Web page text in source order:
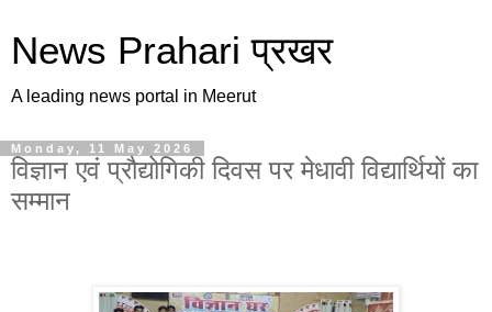
News Prahari प्रखर
A leading news portal in Meerut
Monday, 11 May 2026
विज्ञान एवं प्रौद्योगिकी दिवस पर मेधावी विद्यार्थियों का
सम्मान